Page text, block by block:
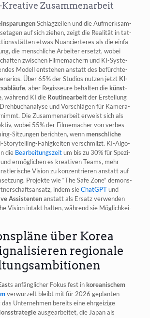
Zusammenarbeit
Schlag­zei­len und die Auf­merk­sam­
auf sich zie­hen, zeigt die Rea­li­tät in tat­
etwas Nuan­cier­te­res als die ein­fa­
die mensch­li­che Arbei­ter ersetzt, wobei
zwi­schen Fil­me­ma­chern und KI-Sys­te­
Modell ent­ste­hen anstatt des befürch­te­
Über 65% der Stu­di­os nut­zen jetzt KI-
, aber Regis­seu­re behal­ten die künst­
, wäh­rend KI die Rou­ti­ne­ar­beitder Erstel­lung
und Vor­schlä­gen für Kame­ra­
Die Zusam­men­ar­beit erweist sich als
wobei 55% der Fil­me­ma­cher von ver­bes­
Sit­zun­gen berich­ten, wenn mensch­li­che
Fähig­kei­ten ver­schmilzt. KI-Algo­
die Bear­bei­tungs­zeitum bis zu 30% für Spe­zi­
ermög­li­chen es krea­ti­ven Teams, mehr
Visi­on zu kon­zen­trie­ren anstatt auf
Pro­jek­te wie “The Safe Zone” demons­
indem sieChatGPTund
Assis­ten­tenanstatt als Ersatz ver­wen­den
Visi­on intakt hal­ten, wäh­rend sie Mög­lich­kei­
über Korea
regionale
s anfäng­li­cher Fokus fest in korea­ni­schem
ver­wur­zelt bleibt mit für 2026 geplan­ten
Unter­neh­men bereits eine ehr­gei­zi­ge
aus­ge­ar­bei­tet, die Japan als